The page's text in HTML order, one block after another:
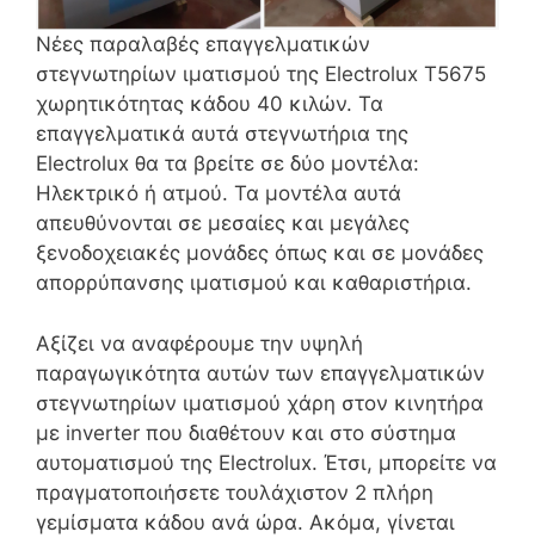
Νέες παραλαβές επαγγελματικών
στεγνωτηρίων ιματισμού της Electrolux T5675
χωρητικότητας κάδου 40 κιλών. Τα
επαγγελματικά αυτά στεγνωτήρια της
Electrolux θα τα βρείτε σε δύο μοντέλα:
Ηλεκτρικό ή ατμού. Τα μοντέλα αυτά
απευθύνονται σε μεσαίες και μεγάλες
ξενοδοχειακές μονάδες όπως και σε μονάδες
απορρύπανσης ιματισμού και καθαριστήρια.
Αξίζει να αναφέρουμε την υψηλή
παραγωγικότητα αυτών των επαγγελματικών
στεγνωτηρίων ιματισμού χάρη στον κινητήρα
με inverter που διαθέτουν και στο σύστημα
αυτοματισμού της Electrolux. Έτσι, μπορείτε να
πραγματοποιήσετε τουλάχιστον 2 πλήρη
γεμίσματα κάδου ανά ώρα. Ακόμα, γίνεται